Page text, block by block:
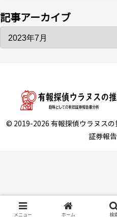
記事アーカイブ
© 2019-2026 有報探偵ウラヌス
証券報
メニュー ホーム 検